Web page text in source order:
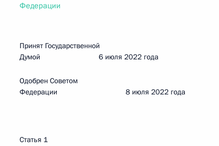
Федерации
Принят Государственной
Думой 6 июля 2022 года
Одобрен Советом
Федерации 8 июля 2022 года
Статья 1